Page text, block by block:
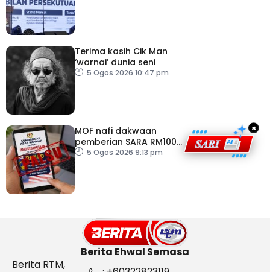
Terima kasih Cik Man
‘warnai’ dunia seni
5 Ogos 2026 10:47 pm
MOF nafi dakwaan
pemberian SARA RM100
sempena Hari
5 Ogos 2026 9:13 pm
×
Berita Ehwal Semasa
Berita RTM,